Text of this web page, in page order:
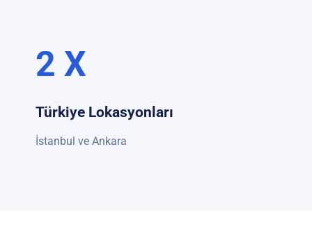
2 X
Türkiye Lokasyonları
İstanbul ve Ankara